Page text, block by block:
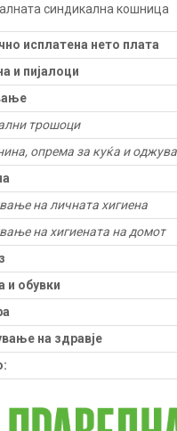
синдикална кошница
исплатена нето плата
и пијалоци
трошоци
опрема за куќа и
на личната хигиена
на хигиената на домот
и обувки
на здравје